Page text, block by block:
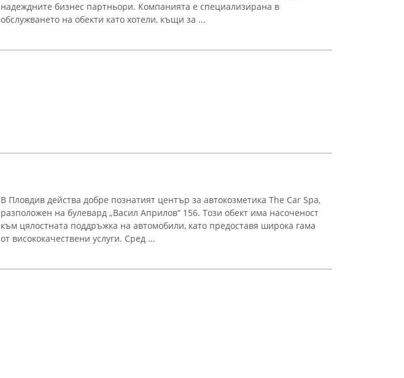
надеждните бизнес партньори. Компанията е специализирана в
обслужването на обекти като хотели, къщи за ...
В Пловдив действа добре познатият център за автокозметика The Car Spa,
разположен на булевард „Васил Априлов“ 156. Този обект има насоченост
към цялостната поддръжка на автомобили, като предоставя широка гама
от висококачествени услуги. Сред ...